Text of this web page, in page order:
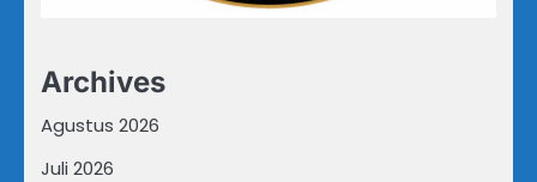
Archives
Agustus 2026
Juli 2026